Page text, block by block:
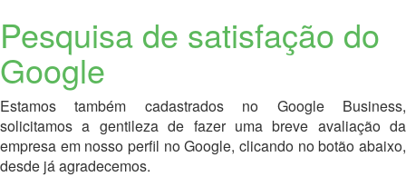
Pesquisa de satisfação do
Google
Estamos também cadastrados no Google Business,
solicitamos a gentileza de fazer uma breve avaliação da
empresa em nosso perfil no Google, clicando no botão abaixo,
desde já agradecemos.